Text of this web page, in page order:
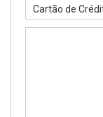
Cartão de